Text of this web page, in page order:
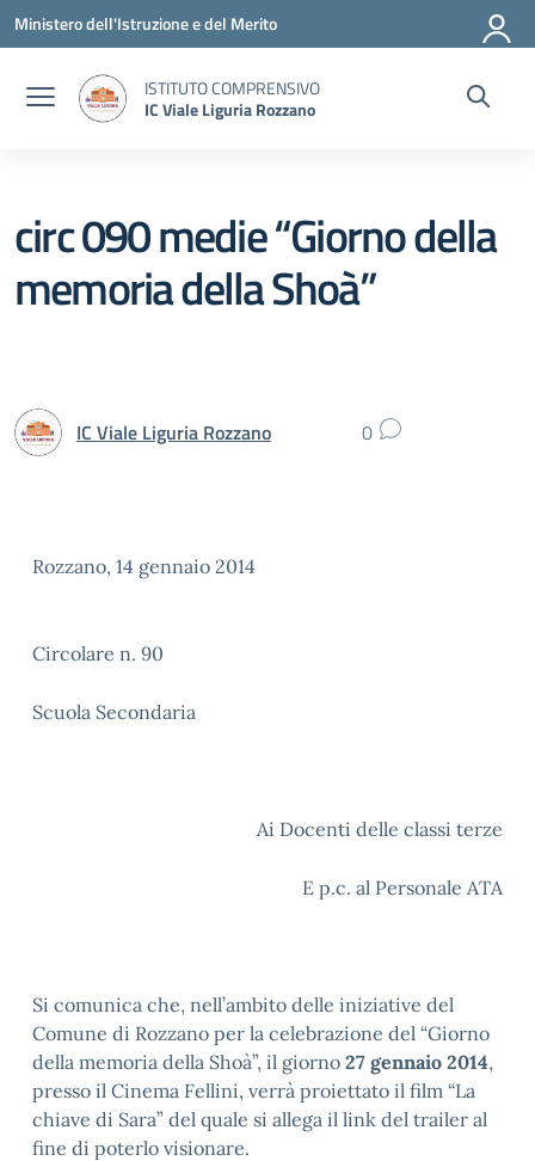
Vai ai contenuti
Vai al menu di navigazione
Vai al footer
Ministero dell'Istruzione e del Merito
ISTITUTO COMPRENSIVO
IC Viale Liguria Rozzano
circ 090 medie “Giorno della
memoria della Shoà”
IC Viale Liguria Rozzano 0
Rozzano, 14 gennaio 2014
Circolare n. 90
Scuola Secondaria
Ai Docenti delle classi terze
E p.c. al Personale ATA
Si comunica che, nell’ambito delle iniziative del
Comune di Rozzano per la celebrazione del “Giorno
della memoria della Shoà”, il giorno 27 gennaio 2014,
presso il Cinema Fellini, verrà proiettato il film “La
chiave di Sara” del quale si allega il link del trailer al
fine di poterlo visionare.